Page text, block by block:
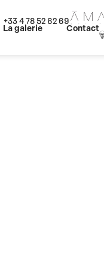
+33 4 78 52 62 69
La galerie Contact